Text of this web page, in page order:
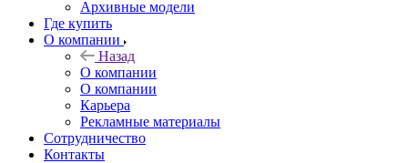
Архивные модели
Где купить
О компании
Назад
О компании
О компании
Карьера
Рекламные материалы
Сотрудничество
Контакты